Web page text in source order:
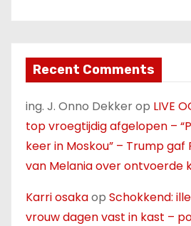
Recent Comments
ing. J. Onno Dekkerop LIVE
top vroegtijdig afgelopen –
keer in Moskou” – Trump
van Melania over ontvoerde
Karri osakaop Schokkend:
vrouw dagen vast in kast –